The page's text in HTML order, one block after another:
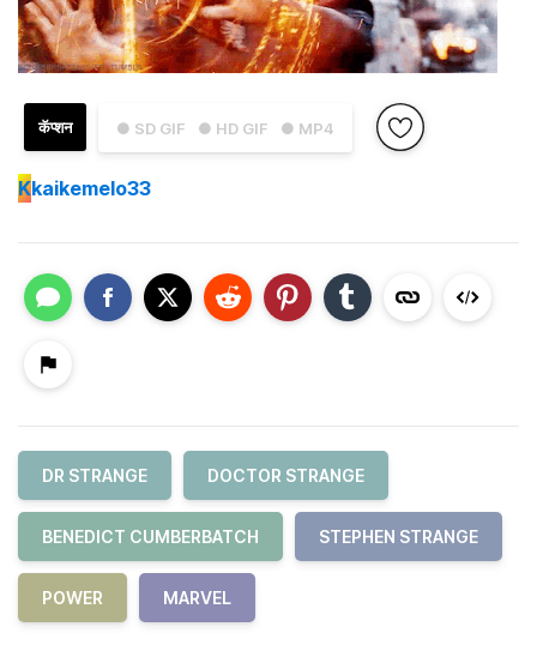
● SD GIF ● HD GIF ● MP4
कॅप्शन
Kkaikemelo33
DR STRANGE DOCTOR STRANGE
BENEDICT CUMBERBATCH STEPHEN STRANGE
POWER MARVEL